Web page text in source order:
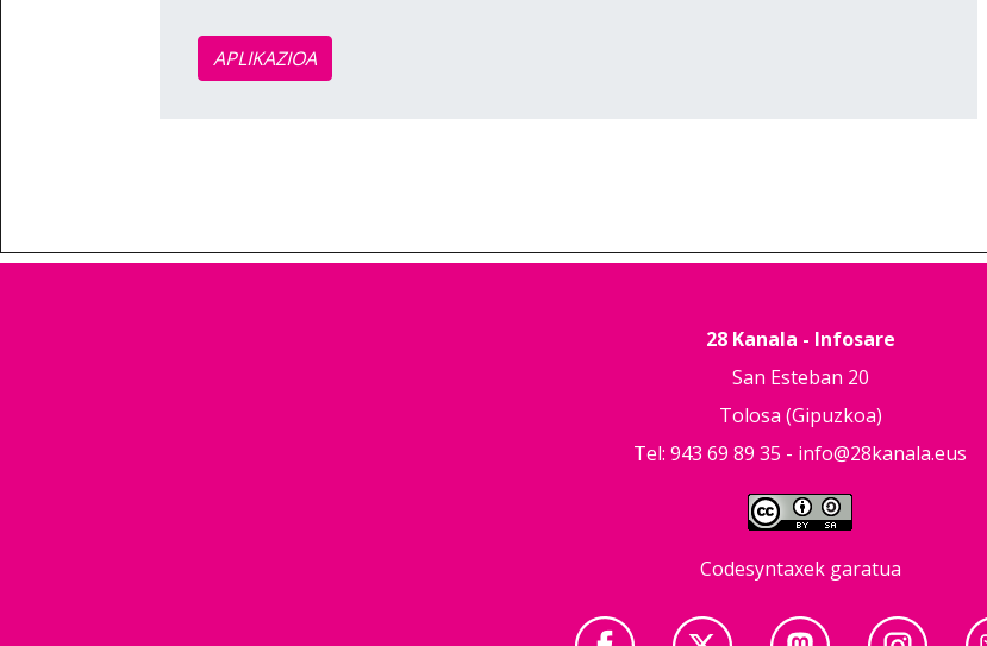
APLIKAZIOA
28 Kanala - Infosare
San Esteban 20
Tolosa (Gipuzkoa)
Tel: 943 69 89 35 - info@28kanala.eus
Codesyntaxek garatua